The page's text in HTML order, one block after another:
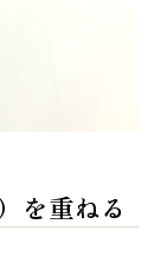
を重ねる